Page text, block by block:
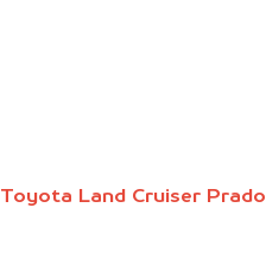
Toyota Land Cruiser Prado